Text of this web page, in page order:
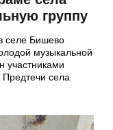
группу
селе Бишево
музыкальной
участниками
села